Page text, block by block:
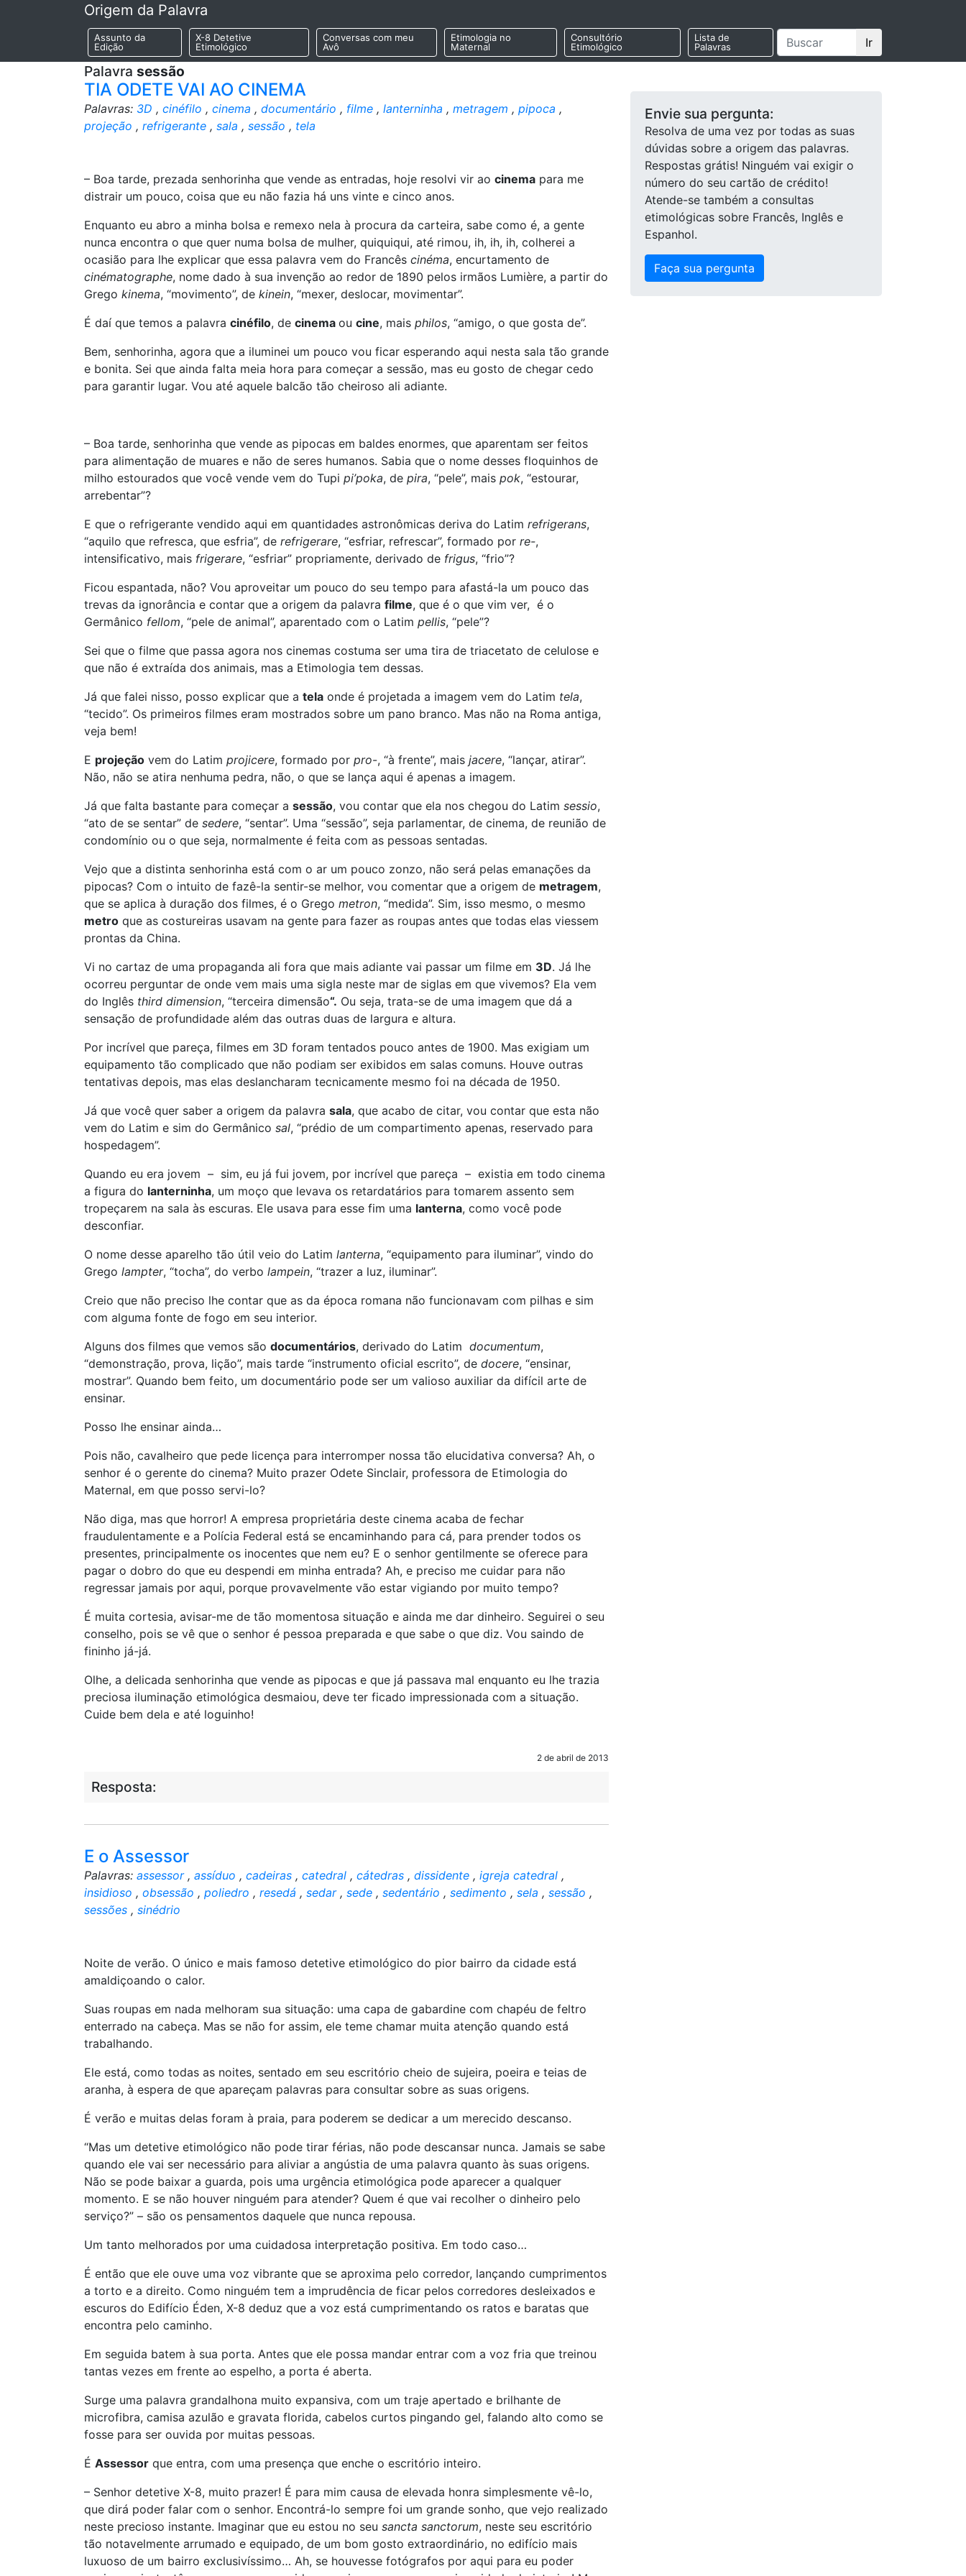
Origem da Palavra
Assunto da
Edição
X-8 Detetive
Etimológico
Conversas com meu
Avô
Etimologia no
Maternal
Consultório
Etimológico
Lista de
Palavras
Ir
Palavra sessão
TIA ODETE VAI AO CINEMA
Palavras: 3D , cinéfilo , cinema , documentário , filme , lanterninha , metragem , pipoca ,
projeção , refrigerante , sala , sessão , tela
– Boa tarde, prezada senhorinha que vende as entradas, hoje resolvi vir ao cinema para me
distrair um pouco, coisa que eu não fazia há uns vinte e cinco anos.
Enquanto eu abro a minha bolsa e remexo nela à procura da carteira, sabe como é, a gente
nunca encontra o que quer numa bolsa de mulher, quiquiqui, até rimou, ih, ih, ih, colherei a
ocasião para lhe explicar que essa palavra vem do Francês cinéma, encurtamento de
cinématographe, nome dado à sua invenção ao redor de 1890 pelos irmãos Lumière, a partir do
Grego kinema, “movimento”, de kinein, “mexer, deslocar, movimentar”.
É daí que temos a palavra cinéfilo, de cinema ou cine, mais philos, “amigo, o que gosta de”.
Bem, senhorinha, agora que a iluminei um pouco vou ficar esperando aqui nesta sala tão grande
e bonita. Sei que ainda falta meia hora para começar a sessão, mas eu gosto de chegar cedo
para garantir lugar. Vou até aquele balcão tão cheiroso ali adiante.
– Boa tarde, senhorinha que vende as pipocas em baldes enormes, que aparentam ser feitos
para alimentação de muares e não de seres humanos. Sabia que o nome desses floquinhos de
milho estourados que você vende vem do Tupi pi’poka, de pira, “pele”, mais pok, “estourar,
arrebentar”?
E que o refrigerante vendido aqui em quantidades astronômicas deriva do Latim refrigerans,
“aquilo que refresca, que esfria”, de refrigerare, “esfriar, refrescar”, formado por re-,
intensificativo, mais frigerare, “esfriar” propriamente, derivado de frigus, “frio”?
Ficou espantada, não? Vou aproveitar um pouco do seu tempo para afastá-la um pouco das
trevas da ignorância e contar que a origem da palavra filme, que é o que vim ver, é o
Germânico fellom, “pele de animal”, aparentado com o Latim pellis, “pele”?
Sei que o filme que passa agora nos cinemas costuma ser uma tira de triacetato de celulose e
que não é extraída dos animais, mas a Etimologia tem dessas.
Já que falei nisso, posso explicar que a tela onde é projetada a imagem vem do Latim tela,
“tecido”. Os primeiros filmes eram mostrados sobre um pano branco. Mas não na Roma antiga,
veja bem!
E projeção vem do Latim projicere, formado por pro-, “à frente”, mais jacere, “lançar, atirar”.
Não, não se atira nenhuma pedra, não, o que se lança aqui é apenas a imagem.
Já que falta bastante para começar a sessão, vou contar que ela nos chegou do Latim sessio,
“ato de se sentar” de sedere, “sentar”. Uma “sessão”, seja parlamentar, de cinema, de reunião de
condomínio ou o que seja, normalmente é feita com as pessoas sentadas.
Vejo que a distinta senhorinha está com o ar um pouco zonzo, não será pelas emanações da
pipocas? Com o intuito de fazê-la sentir-se melhor, vou comentar que a origem de metragem,
que se aplica à duração dos filmes, é o Grego metron, “medida”. Sim, isso mesmo, o mesmo
metro que as costureiras usavam na gente para fazer as roupas antes que todas elas viessem
prontas da China.
Vi no cartaz de uma propaganda ali fora que mais adiante vai passar um filme em 3D. Já lhe
ocorreu perguntar de onde vem mais uma sigla neste mar de siglas em que vivemos? Ela vem
do Inglês third dimension, “terceira dimensão“. Ou seja, trata-se de uma imagem que dá a
sensação de profundidade além das outras duas de largura e altura.
Por incrível que pareça, filmes em 3D foram tentados pouco antes de 1900. Mas exigiam um
equipamento tão complicado que não podiam ser exibidos em salas comuns. Houve outras
tentativas depois, mas elas deslancharam tecnicamente mesmo foi na década de 1950.
Já que você quer saber a origem da palavra sala, que acabo de citar, vou contar que esta não
vem do Latim e sim do Germânico sal, “prédio de um compartimento apenas, reservado para
hospedagem”.
Quando eu era jovem – sim, eu já fui jovem, por incrível que pareça – existia em todo cinema
a figura do lanterninha, um moço que levava os retardatários para tomarem assento sem
tropeçarem na sala às escuras. Ele usava para esse fim uma lanterna, como você pode
desconfiar.
O nome desse aparelho tão útil veio do Latim lanterna, “equipamento para iluminar”, vindo do
Grego lampter, “tocha”, do verbo lampein, “trazer a luz, iluminar”.
Creio que não preciso lhe contar que as da época romana não funcionavam com pilhas e sim
com alguma fonte de fogo em seu interior.
Alguns dos filmes que vemos são documentários, derivado do Latim documentum,
“demonstração, prova, lição”, mais tarde “instrumento oficial escrito”, de docere, “ensinar,
mostrar”. Quando bem feito, um documentário pode ser um valioso auxiliar da difícil arte de
ensinar.
Posso lhe ensinar ainda…
Pois não, cavalheiro que pede licença para interromper nossa tão elucidativa conversa? Ah, o
senhor é o gerente do cinema? Muito prazer Odete Sinclair, professora de Etimologia do
Maternal, em que posso servi-lo?
Não diga, mas que horror! A empresa proprietária deste cinema acaba de fechar
fraudulentamente e a Polícia Federal está se encaminhando para cá, para prender todos os
presentes, principalmente os inocentes que nem eu? E o senhor gentilmente se oferece para
pagar o dobro do que eu despendi em minha entrada? Ah, e preciso me cuidar para não
regressar jamais por aqui, porque provavelmente vão estar vigiando por muito tempo?
É muita cortesia, avisar-me de tão momentosa situação e ainda me dar dinheiro. Seguirei o seu
conselho, pois se vê que o senhor é pessoa preparada e que sabe o que diz. Vou saindo de
fininho já-já.
Olhe, a delicada senhorinha que vende as pipocas e que já passava mal enquanto eu lhe trazia
preciosa iluminação etimológica desmaiou, deve ter ficado impressionada com a situação.
Cuide bem dela e até loguinho!
2 de abril de 2013
Resposta:
E o Assessor
Palavras: assessor, assíduo , cadeiras , catedral , cátedras , dissidente , igreja catedral ,
insidioso , obsessão , poliedro , resedá , sedar, sede , sedentário , sedimento , sela , sessão ,
sessões , sinédrio
Noite de verão. O único e mais famoso detetive etimológico do pior bairro da cidade está
amaldiçoando o calor.
Suas roupas em nada melhoram sua situação: uma capa de gabardine com chapéu de feltro
enterrado na cabeça. Mas se não for assim, ele teme chamar muita atenção quando está
trabalhando.
Ele está, como todas as noites, sentado em seu escritório cheio de sujeira, poeira e teias de
aranha, à espera de que apareçam palavras para consultar sobre as suas origens.
É verão e muitas delas foram à praia, para poderem se dedicar a um merecido descanso.
“Mas um detetive etimológico não pode tirar férias, não pode descansar nunca. Jamais se sabe
quando ele vai ser necessário para aliviar a angústia de uma palavra quanto às suas origens.
Não se pode baixar a guarda, pois uma urgência etimológica pode aparecer a qualquer
momento. E se não houver ninguém para atender? Quem é que vai recolher o dinheiro pelo
serviço?” – são os pensamentos daquele que nunca repousa.
Um tanto melhorados por uma cuidadosa interpretação positiva. Em todo caso…
É então que ele ouve uma voz vibrante que se aproxima pelo corredor, lançando cumprimentos
a torto e a direito. Como ninguém tem a imprudência de ficar pelos corredores desleixados e
escuros do Edifício Éden, X-8 deduz que a voz está cumprimentando os ratos e baratas que
encontra pelo caminho.
Em seguida batem à sua porta. Antes que ele possa mandar entrar com a voz fria que treinou
tantas vezes em frente ao espelho, a porta é aberta.
Surge uma palavra grandalhona muito expansiva, com um traje apertado e brilhante de
microfibra, camisa azulão e gravata florida, cabelos curtos pingando gel, falando alto como se
fosse para ser ouvida por muitas pessoas.
É Assessor que entra, com uma presença que enche o escritório inteiro.
– Senhor detetive X-8, muito prazer! É para mim causa de elevada honra simplesmente vê-lo,
que dirá poder falar com o senhor. Encontrá-lo sempre foi um grande sonho, que vejo realizado
neste precioso instante. Imaginar que eu estou no seu sancta sanctorum, neste seu escritório
tão notavelmente arrumado e equipado, de um bom gosto extraordinário, no edifício mais
luxuoso de um bairro exclusivíssimo… Ah, se houvesse fotógrafos por aqui para eu poder
Envie sua pergunta:
Resolva de uma vez por todas as suas
dúvidas sobre a origem das palavras.
Respostas grátis! Ninguém vai exigir o
número do seu cartão de crédito!
Atende-se também a consultas
etimológicas sobre Francês, Inglês e
Espanhol.
Faça sua pergunta